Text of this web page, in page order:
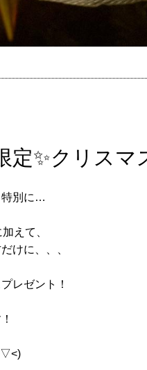
定✨クリス
特別に…
えて、
けに、、、
レゼント！